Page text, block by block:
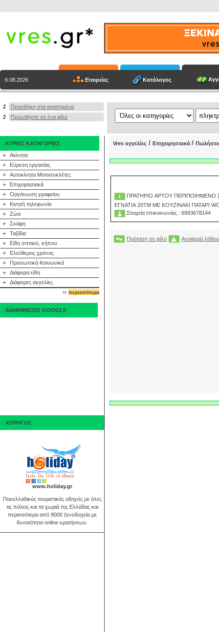
6.08.2026 Εταιρείες Κατάλογος
Προσθήκη στα αγαπημένα
Προωθήστε σε ένα φίλο
ΚΥΡΙΕΣ ΚΑΤΗΓΟΡΙΕΣ
+ Ακίνητα
+ Εύρεση εργασίας
+ Αυτοκίνητα Μοτοσυκλέτες
+ Επιχειρησιακά
+ Οργάνωση γραφείου
+ Κινητή τηλεφωνία
+ Ζώα
+ Σκάφη
+ Ταξίδια
+ Είδη σπιτιού, κήπου
+ Ελεύθερος χρόνος
+ Προσωπικά Κοινωνικά
+ Διάφορα είδη
+ Διάφορες αγγελίες
περισσότερα
ΔΙΑΦΗΜΙΣΕΙΣ GOOGLE
ΧΟΡΗΓΟΣ
www.holiday.gr
Πανελλαδικός τουριστικός οδηγός με όλες
τις πόλεις και τα χωριά της Ελλάδας και
περισσότερα από 9000 ξενοδοχεία με
δυνατότητα online κρατήσεων.
Vres αγγελίες / Επιχειρησιακά /
ΠΡΑΤΗΡΙΟ ΑΡΤΟΥ
ΕΓΝΑΤΙΑ 20ΤΜ ΜΕ ΚΟΥΖΙΝΑΚΙ ΠΑΤΑΡΙ
Στοιχεία επικοινωνίας : 6993678144
Πρόταση σε φίλο Αναφορά